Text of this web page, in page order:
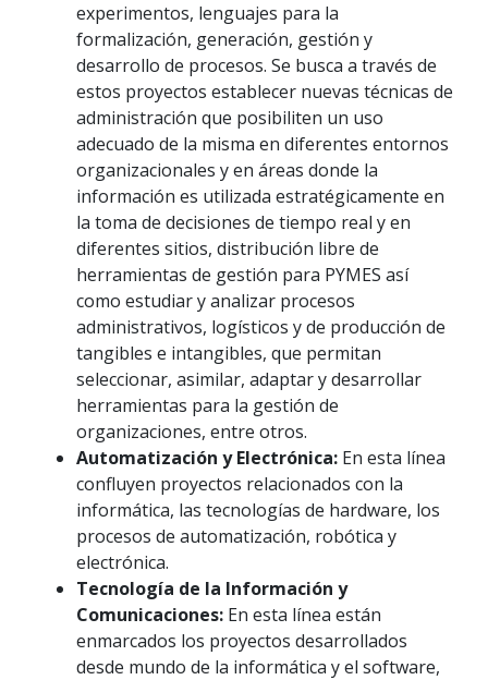
experimentos, lenguajes para la
formalización, generación, gestión y
desarrollo de procesos. Se busca a través de
estos proyectos establecer nuevas técnicas de
administración que posibiliten un uso
adecuado de la misma en diferentes entornos
organizacionales y en áreas donde la
información es utilizada estratégicamente en
la toma de decisiones de tiempo real y en
diferentes sitios, distribución libre de
herramientas de gestión para PYMES así
como estudiar y analizar procesos
administrativos, logísticos y de producción de
tangibles e intangibles, que permitan
seleccionar, asimilar, adaptar y desarrollar
herramientas para la gestión de
organizaciones, entre otros.
Automatización y Electrónica: En esta línea
confluyen proyectos relacionados con la
informática, las tecnologías de hardware, los
procesos de automatización, robótica y
electrónica.
Tecnología de la Información y
Comunicaciones: En esta línea están
enmarcados los proyectos desarrollados
desde mundo de la informática y el software,